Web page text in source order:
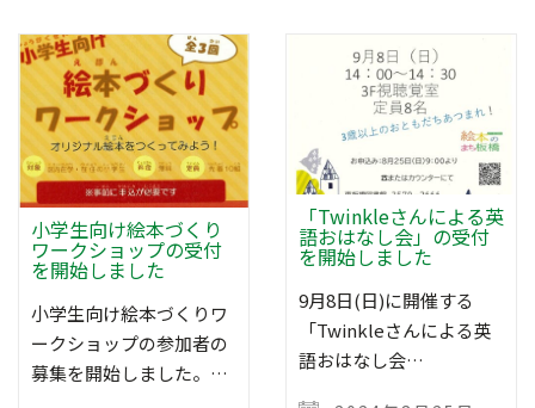
小学生向け絵本づくり
ワークショップの受付
を開始しました
小学生向け絵本づくりワ
ークショップの参加者の
募集を開始しました。…
「Twinkleさんによる英
語おはなし会」の受付
を開始しました
9月8日(日)に開催する
「Twinkleさんによる英
語おはなし会…